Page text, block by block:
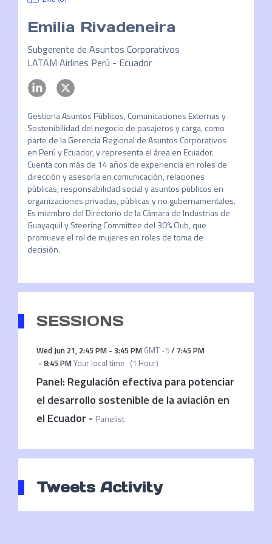
Emilia Rivadeneira
Subgerente de Asuntos Corporativos
LATAM Airlines Perú - Ecuador
Gestiona Asuntos Públicos, Comunicaciones Externas y
Sostenibilidad del negocio de pasajeros y carga, como
parte de la Gerencia Regional de Asuntos Corporativos
en Perú y Ecuador, y representa el área en Ecuador.
Cuenta con más de 14 años de experiencia en roles de
dirección y asesoría en comunicación, relaciones
públicas; responsabilidad social y asuntos públicos en
organizaciones privadas, públicas y no gubernamentales.
Es miembro del Directorio de la Cámara de Industrias de
Guayaquil y Steering Committee del 30% Club, que
promueve el rol de mujeres en roles de toma de
decisión.
SESSIONS
Wed Jun 21, 2:45 PM- 3:45 PM GMT -5/7:45 PM
- 8:45 PMYour local time (1 Hour)
Panel: Regulación efectiva para potenciar
el desarrollo sostenible de la aviación en
el Ecuador - Panelist
Tweets Activity